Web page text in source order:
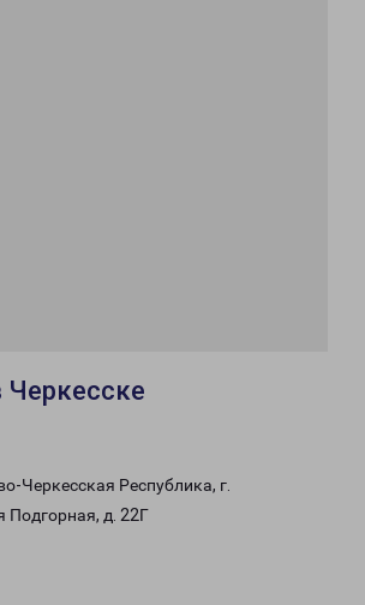
Черкесская Республика, г.
Подгорная, д. 22Г